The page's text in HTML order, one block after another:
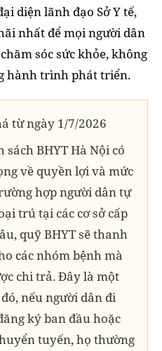
diện lãnh đạo Sở Y tế,
nhất để mọi người dân
sóc sức khỏe, không
hành trình phát triển.
từ ngày 1/7/2026
BHYT Hà Nội có
về quyền lợi và mức
hợp người dân tự
trú tại các cơ sở cấp
quỹ BHYT sẽ thanh
các nhóm bệnh mà
chi trả. Đây là một
nếu người dân đi
ký ban đầu hoặc
tuyến, họ thường